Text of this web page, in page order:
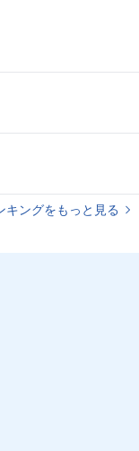
キングをもっと見る